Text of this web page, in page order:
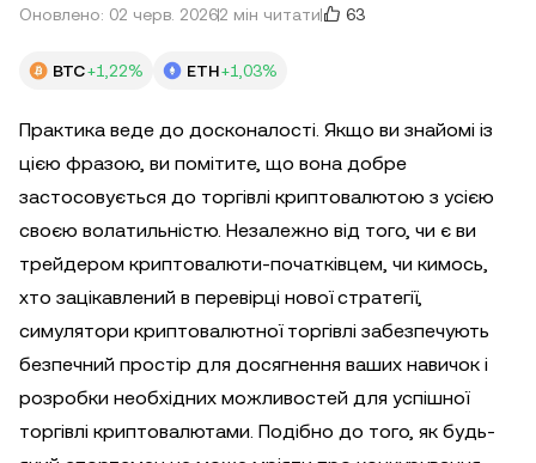
Оновлено: 02 черв. 20262 мін читати 63
BTC+1,22% ETH+1,03%
Практика веде до досконалості. Якщо ви знайомі із
цією фразою, ви помітите, що вона добре
застосовується до торгівлі криптовалютою з усією
своєю волатильністю. Незалежно від того, чи є ви
трейдером криптовалюти-початківцем, чи кимось,
хто зацікавлений в перевірці нової стратегії,
симулятори криптовалютної торгівлі забезпечують
безпечний простір для досягнення ваших навичок і
розробки необхідних можливостей для успішної
торгівлі криптовалютами. Подібно до того, як будь-